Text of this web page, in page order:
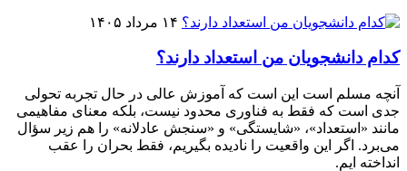
۱۴ مرداد ۱۴۰۵
کدام دانشجویان من استعداد دارند؟
آنچه مسلم است این است که آموزش عالی در حال تجربه تحولی
جدی است که فقط به فناوری محدود نیست، بلکه معنای مفاهیمی
مانند «استعداد»، «شایستگی» و «سنجش عادلانه» را هم زیر سؤال
می‌برد. اگر این واقعیت را نادیده بگیریم، فقط بحران را عقب
انداخته ایم.